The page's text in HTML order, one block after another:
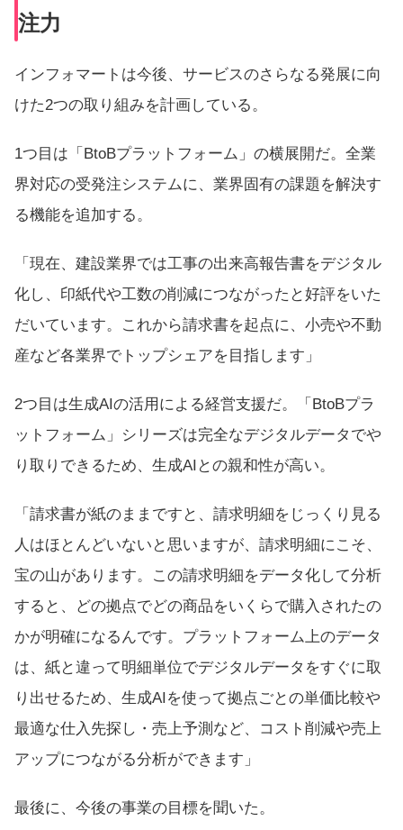
注力
インフォマートは今後、サービスのさらなる発展に向
けた2つの取り組みを計画している。
1つ目は「BtoBプラットフォーム」の横展開だ。全業
界対応の受発注システムに、業界固有の課題を解決す
る機能を追加する。
「現在、建設業界では工事の出来高報告書をデジタル
化し、印紙代や工数の削減につながったと好評をいた
だいています。これから請求書を起点に、小売や不動
産など各業界でトップシェアを目指します」
2つ目は生成AIの活用による経営支援だ。「BtoBプラ
ットフォーム」シリーズは完全なデジタルデータでや
り取りできるため、生成AIとの親和性が高い。
「請求書が紙のままですと、請求明細をじっくり見る
人はほとんどいないと思いますが、請求明細にこそ、
宝の山があります。この請求明細をデータ化して分析
すると、どの拠点でどの商品をいくらで購入されたの
かが明確になるんです。プラットフォーム上のデータ
は、紙と違って明細単位でデジタルデータをすぐに取
り出せるため、生成AIを使って拠点ごとの単価比較や
最適な仕入先探し・売上予測など、コスト削減や売上
アップにつながる分析ができます」
最後に、今後の事業の目標を聞いた。